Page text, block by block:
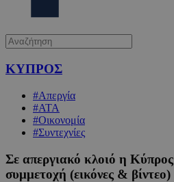
ΚΥΠΡΟΣ
#Απεργία
#ΑΤΑ
#Οικονομία
#Συντεχνίες
Σε απεργιακό κλοιό η Κύπρος
συμμετοχή (εικόνες & βίντεο)